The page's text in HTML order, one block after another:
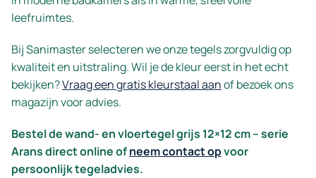
leefruimtes.
Bij Sanimaster selecteren we onze tegels zorgvuldig op
kwaliteit en uitstraling. Wil je de kleur eerst in het echt
bekijken?Vraag een gratis kleurstaal aanof bezoek ons
magazijn voor advies.
Bestel de wand- en vloertegel grijs 12×12 cm – serie
Arans direct online ofneem contact opvoor
persoonlijk tegeladvies.